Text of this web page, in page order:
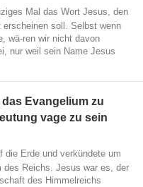
Mal das Wort Jesus, den
erscheinen soll. Selbst wenn
wä-ren wir nicht davon
nur weil sein Name Jesus
Evangelium zu
vage zu sein
die Erde und verkündete um
des Reichs. Jesus war es, der
des Himmelreichs